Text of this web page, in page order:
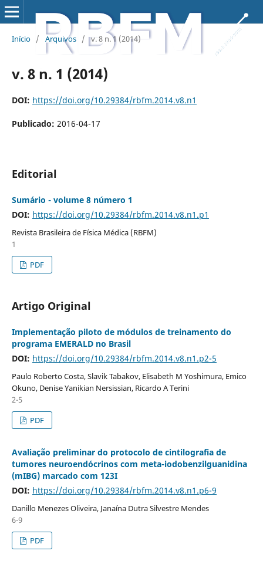
Início / Arquivos / v. 8 n. 1 (2014)
v. 8 n. 1 (2014)
DOI: https://doi.org/10.29384/rbfm.2014.v8.n1
Publicado: 2016-04-17
Editorial
Sumário - volume 8 número 1
DOI: https://doi.org/10.29384/rbfm.2014.v8.n1.p1
Revista Brasileira de Física Médica (RBFM)
1
PDF
Artigo Original
Implementação piloto de módulos de treinamento do
programa EMERALD no Brasil
DOI: https://doi.org/10.29384/rbfm.2014.v8.n1.p2-5
Paulo Roberto Costa, Slavik Tabakov, Elisabeth M Yoshimura, Emico
Okuno, Denise Yanikian Nersissian, Ricardo A Terini
2-5
PDF
Avaliação preliminar do protocolo de cintilografia de
tumores neuroendócrinos com meta-iodobenzilguanidina
(mIBG) marcado com 123I
DOI: https://doi.org/10.29384/rbfm.2014.v8.n1.p6-9
Danillo Menezes Oliveira, Janaína Dutra Silvestre Mendes
6-9
PDF